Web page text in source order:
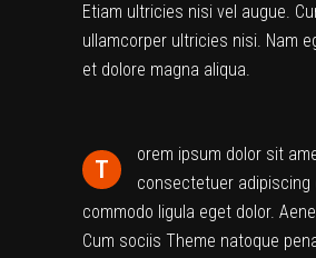
Etiam ultricies nisi vel augue.
ullamcorper ultricies nisi. Nam
et dolore magna aliqua.
T
orem ipsum dolor sit
consectetuer adipiscing
commodo ligula eget dolor.
Cum sociis Theme natoque